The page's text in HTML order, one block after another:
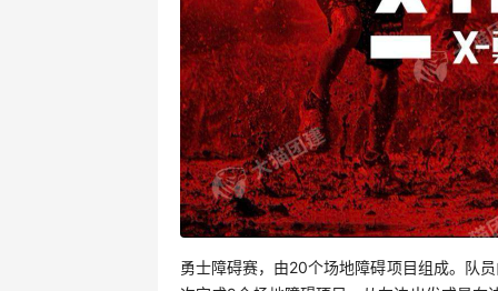
勇士障碍赛，由20个场地障碍项目组成。队